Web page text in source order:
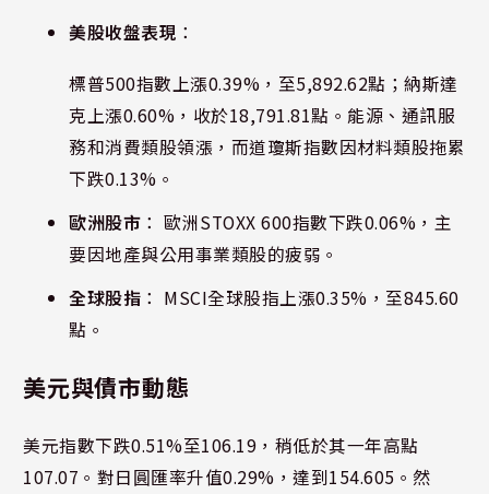
美股收盤表現 ：
標普500指數上漲0.39%，至5,892.62點；納斯達
克上漲0.60%，收於18,791.81點。能源、通訊服
務和消費類股領漲，而道瓊斯指數因材料類股拖累
下跌0.13%。
歐洲股市 ： 歐洲STOXX 600指數下跌0.06%，主
要因地產與公用事業類股的疲弱。
全球股指 ： MSCI全球股指上漲0.35%，至845.60
點。
美元與債市動態
美元指數下跌0.51%至106.19，稍低於其一年高點
107.07。對日圓匯率升值0.29%，達到154.605。然